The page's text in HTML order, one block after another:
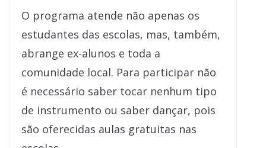
O programa atende não apenas os
estudantes das escolas, mas, também,
abrange ex-alunos e toda a
comunidade local. Para participar não
é necessário saber tocar nenhum tipo
de instrumento ou saber dançar, pois
são oferecidas aulas gratuitas nas